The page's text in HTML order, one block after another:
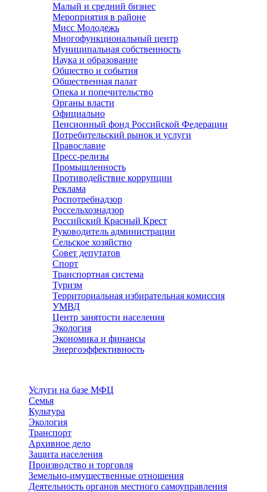
Малый и средний бизнес
Мероприятия в районе
Мисс Молодежь
Многофункциональный центр
Муниципальная собственность
Наука и образование
Общество и события
Общественная палат
Опека и попечительство
Органы власти
Официально
Пенсионный фонд Российской Федерации
Потребительский рынок и услуги
Православие
Пресс-релизы
Промышленность
Противодействие коррупции
Реклама
Роспотребнадзор
Россельхознадзор
Российский Красный Крест
Руководитель администрации
Сельское хозяйство
Совет депутатов
Спорт
Транспортная система
Туризм
Территориальная избирательная комиссия
УМВД
Центр занятости населения
Экология
Экономика и финансы
Энергоэффективность
Услуги на базе МФЦ
Семья
Культура
Экология
Транспорт
Архивное дело
Защита населения
Производство и торговля
Земельно-имущественные отношения
Деятельность органов местного самоуправления